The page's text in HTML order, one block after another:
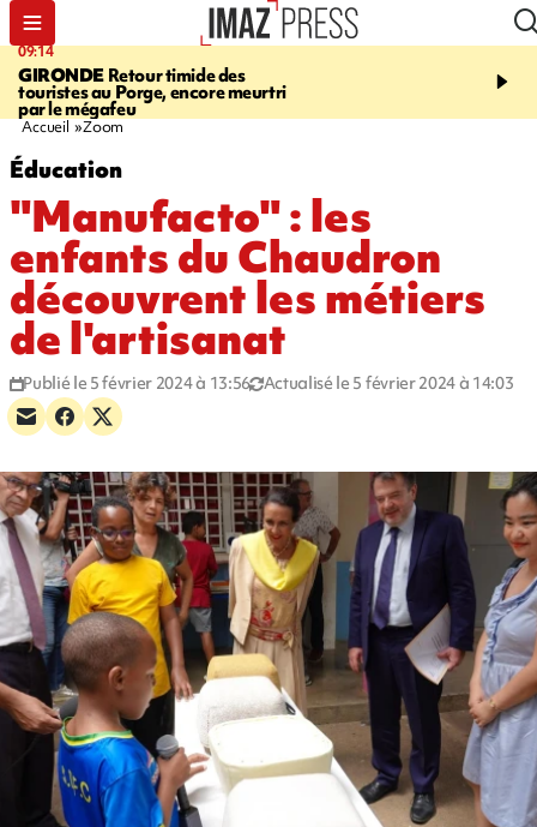
09:14
GIRONDE Retour timide des
touristes au Porge, encore meurtri
par le mégafeu
13:09
Des
font cinq morts en
Accueil Zoom
Éducation
"Manufacto" : les
enfants du Chaudron
découvrent les métiers
de l'artisanat
Publié le 5 février 2024 à 13:56 Actualisé le 5 février 2024 à 14:03